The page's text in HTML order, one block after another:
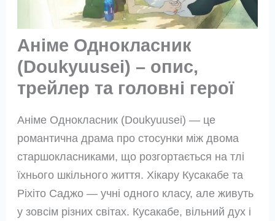
Аніме Однокласник
(Doukyuusei) – опис,
трейлер та головні герої
Аніме Однокласник (Doukyuusei) — це
романтична драма про стосунки між двома
старшокласниками, що розгортається на тлі
їхнього шкільного життя. Хікару Кусакабе та
Ріхіто Саджо — учні одного класу, але живуть
у зовсім різних світах. Кусакабе, вільний дух і